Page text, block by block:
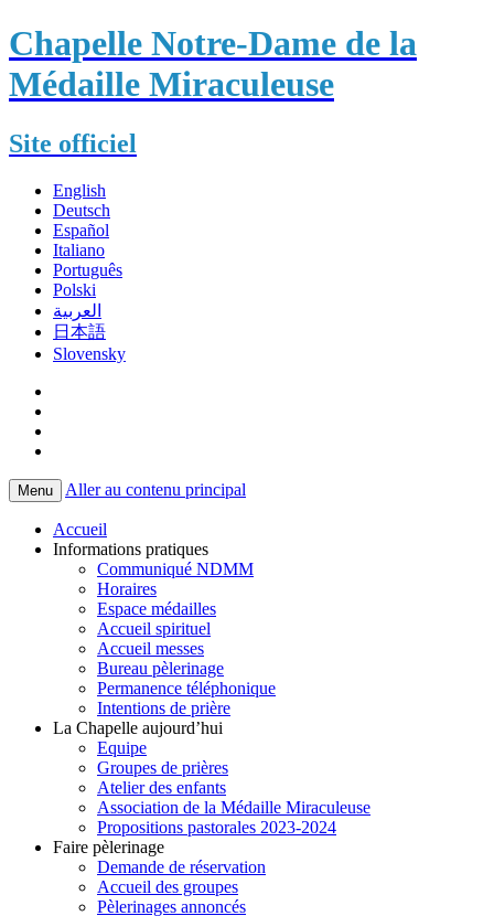
Chapelle Notre-Dame de la
Médaille Miraculeuse
Site officiel
English
Deutsch
Español
Italiano
Português
Polski
العربية
日本語
Slovensky
Menu Aller au contenu principal
Accueil
Informations pratiques
Communiqué NDMM
Horaires
Espace médailles
Accueil spirituel
Accueil messes
Bureau pèlerinage
Permanence téléphonique
Intentions de prière
La Chapelle aujourd’hui
Equipe
Groupes de prières
Atelier des enfants
Association de la Médaille Miraculeuse
Propositions pastorales 2023-2024
Faire pèlerinage
Demande de réservation
Accueil des groupes
Pèlerinages annoncés